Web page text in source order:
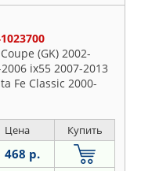
(GK) 2002-
ix55 2007-2013
Fe Classic 2000-
Цена Купить
468 р.